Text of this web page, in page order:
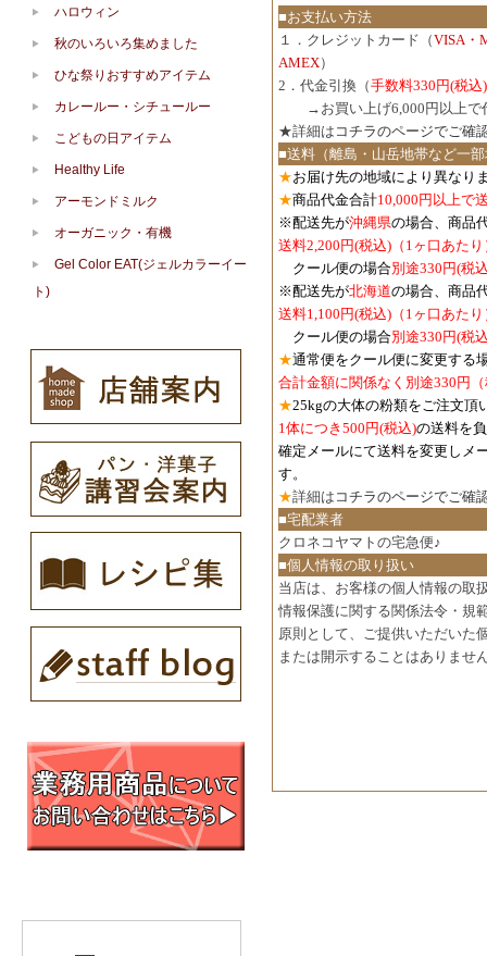
■お支払い方法
１．クレジットカード（VISA・
AMEX）
2．代金引換（手数料330円(税込)
→お買い上げ6,000円以上で
★詳細は コチラのページでご確
■送料（離島・山岳地帯など一
★お届け先の地域により異なり
★商品代金合計10,000円以上で
※配送先が沖縄県の場合、商品
送料2,200円(税込)（1ヶ口あたり
クール便の場合別途330円(税
※配送先が北海道の場合、商品
送料1,100円(税込) （1ヶ口あた
クール便の場合別途330円(税
★通常便をクール便に変更する
合計金額に関係なく別途330円
★25kgの大体の粉類をご注文頂
1体につき500円(税込)の送料を
確定メールにて送料を変更しメ
す。
★詳細は コチラのページでご確
■宅配業者
クロネコヤマトの宅急便♪
■個人情報の取り扱い
当店は、お客様の個人情報の取
情報保護に関する関係法令・規
原則として、ご提供いただいた
または開示することはありませ
ハロウィン
秋のいろいろ集めました
ひな祭りおすすめアイテム
カレールー・シチュールー
こどもの日アイテム
Healthy Life
アーモンドミルク
オーガニック・有機
Gel Color EAT(ジェルカラーイー
ト)